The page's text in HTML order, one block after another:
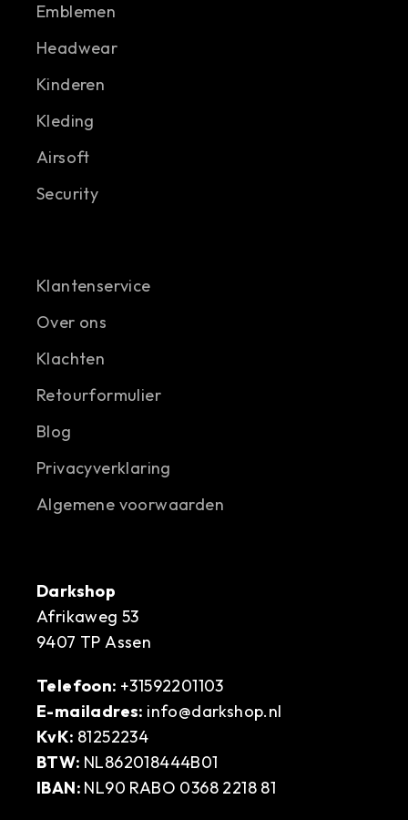
Emblemen
Headwear
Kinderen
Kleding
Airsoft
Security
Klantenservice
Over ons
Klachten
Retourformulier
Blog
Privacyverklaring
Algemene voorwaarden
Darkshop
Afrikaweg 53
9407 TP Assen
Telefoon: +31592201103
E-mailadres: info@darkshop.nl
KvK: 81252234
BTW: NL862018444B01
IBAN: NL90 RABO 0368 2218 81